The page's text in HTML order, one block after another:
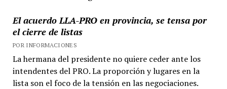
El acuerdo LLA-PRO en provincia, se tensa por
el cierre de listas
POR INFORMACIONES
La hermana del presidente no quiere ceder ante los
intendentes del PRO. La proporción y lugares en la
lista son el foco de la tensión en las negociaciones.